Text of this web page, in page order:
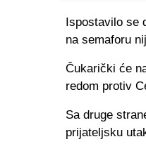
Ispostavilo se
na semaforu
Čukarički će
redom protiv
Sa druge
prijateljsku